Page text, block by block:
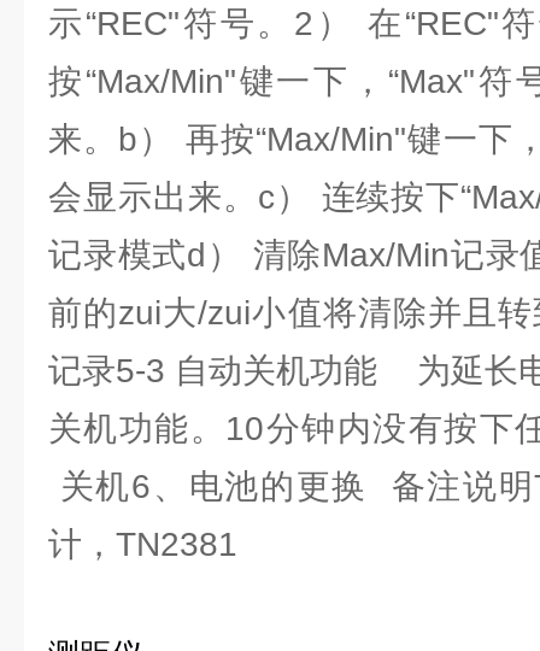
示“REC"符号。2） 在“REC"
按“Max/Min"键一下，“Max"
来。b） 再按“Max/Min"键一下
会显示出来。c） 连续按下
记录模式d） 清除Max/Min记录
前的zui大/zui小值将清除并且
记录5-3 自动关机功能 为延长
关机功能。10分钟内没有按
关机6、电池的更换 备注说明
计，TN2381